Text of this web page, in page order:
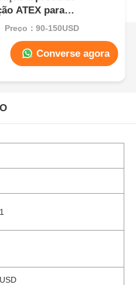
ATEX para
gás
Preço：90-150USD
Converse agora